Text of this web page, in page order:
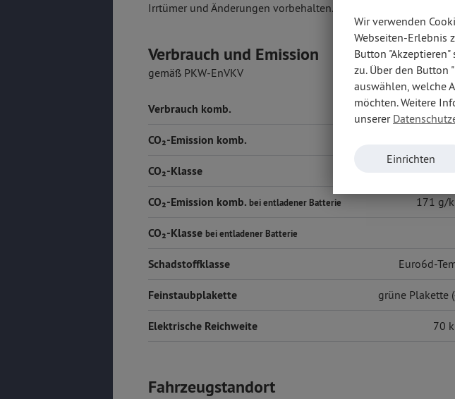
Irrtümer und Änderungen vorbehalten. Weitere Informationen
Verbrauch und Emission
gemäß PKW-EnVKV
Verbrauch komb.
CO₂-Emission komb.
CO₂-Klasse
CO₂-Emission komb. bei entladener Batterie 171 g/
CO₂-Klasse bei entladener Batterie
Schadstoffklasse Euro6d-
Feinstaubplakette grüne Plakette
Elektrische Reichweite 70
Fahrzeugstandort
Wir verwenden
Webseiten-Erlebnis
Button
zu. Über den Button
auswählen, welche
möchten. Weitere
unserer
Einrichten